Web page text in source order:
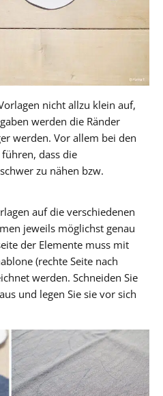
nicht allzu klein auf,
werden die Ränder
werden. Vor allem bei den
dass die
zu nähen bzw.
auf die verschiedenen
jeweils möglichst genau
der Elemente muss mit
(rechte Seite nach
werden. Schneiden Sie
und legen Sie sie vor sich